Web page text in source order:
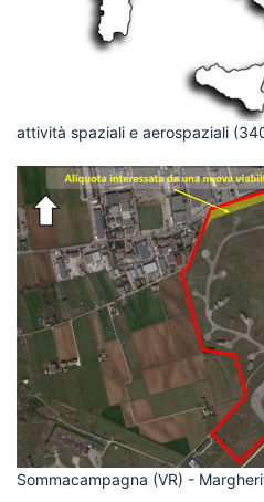
attività spaziali e aerospaziali
Sommacampagna (VR) -